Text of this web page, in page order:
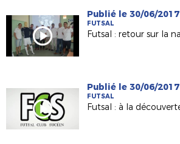
Publié le 30/06/2017
FUTSAL
Publié le 30/06/2017
FUTSAL